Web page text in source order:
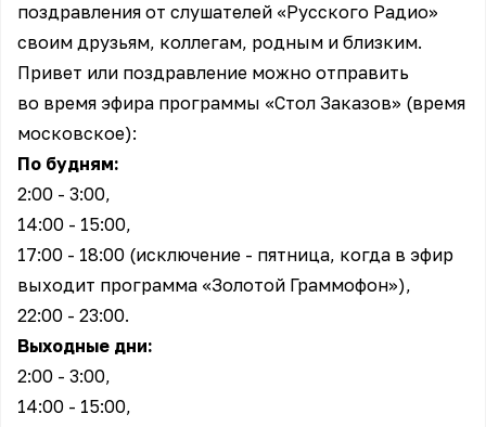
поздравления от слушателей «Русского Радио»
своим друзьям, коллегам, родным и близким.
Привет или поздравление можно отправить
во время эфира программы «Стол Заказов» (время
московское):
По будням:
2:00 - 3:00,
14:00 - 15:00,
17:00 - 18:00 (исключение - пятница, когда в эфир
выходит программа «Золотой Граммофон»),
22:00 - 23:00.
Выходные дни:
2:00 - 3:00,
14:00 - 15:00,